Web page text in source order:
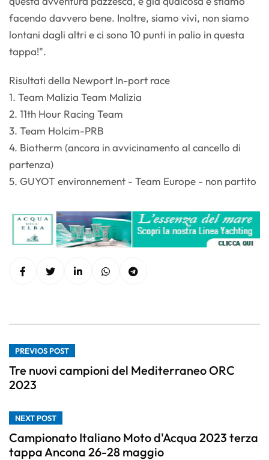
facendo davvero bene. Inoltre, siamo vivi, non siamo
lontani dagli altri e ci sono 10 punti in palio in questa
tappa!".
Risultati della Newport In-port race
1. Team Malizia Team Malizia
2. 11th Hour Racing Team
3. Team Holcim-PRB
4. Biotherm (ancora in avvicinamento al cancello di
partenza)
5. GUYOT environnement - Team Europe - non partito
PREVIOS POST
Tre nuovi campioni del Mediterraneo ORC
2023
NEXT POST
Campionato Italiano Moto d'Acqua 2023 terza
tappa Ancona 26-28 maggio